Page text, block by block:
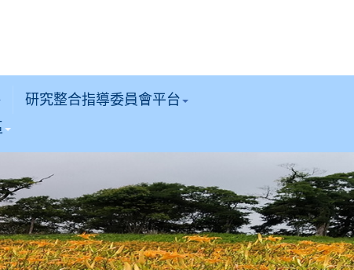
研究整合指導委員會平台